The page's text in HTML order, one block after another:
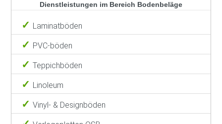
Dienstleistungen im Bereich Bodenbeläge
Laminatböden
PVC-böden
Teppichböden
Linoleum
Vinyl- & Designböden